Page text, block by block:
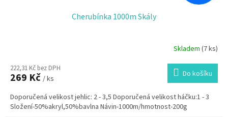
Cherubínka 1000m Skály
Skladem (7 ks)
222,31 Kč bez DPH
269 Kč / ks Do košíku
Doporučená velikost jehlic: 2 - 3,5 Doporučená velikost háčku:1 - 3
Složení-50%akryl,50%bavlna Návin-1000m/hmotnost-200g